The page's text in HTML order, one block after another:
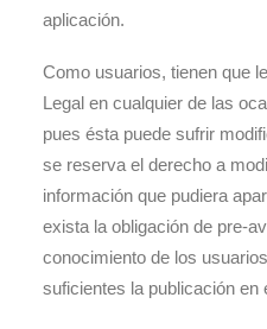
aplicación.
Como usuarios, tienen que
Legal en cualquier de las
pues ésta puede sufrir
se reserva el derecho a
información que pudiera
exista la obligación de pre-
conocimiento de los
suficientes la publicación en